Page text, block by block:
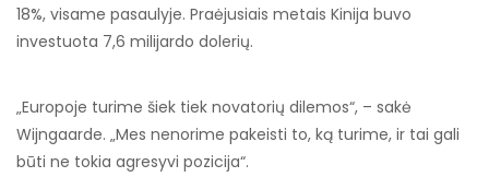
18%, visame pasaulyje. Praėjusiais metais Kinija buvo
investuota 7,6 milijardo dolerių.
„Europoje turime šiek tiek novatorių dilemos“, – sakė
Wijngaarde. „Mes nenorime pakeisti to, ką turime, ir tai gali
būti ne tokia agresyvi pozicija“.